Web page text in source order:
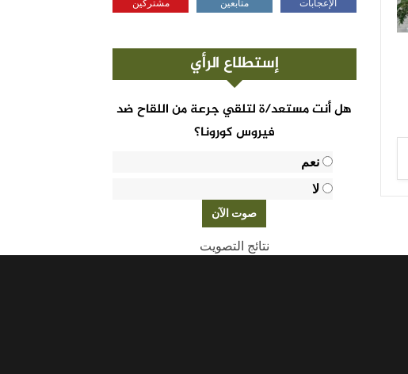
إستطلاع الرأي
هل أنت مستعد/ة لتلقي جرعة من اللقاح ضد
فيروس كورونا؟
نعم
لا
نتائج التصويت